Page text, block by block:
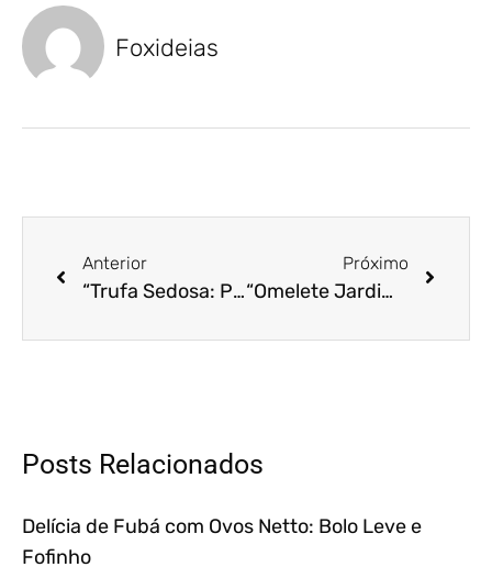
Foxideias
Anterior
“Trufa Sedosa: Pudim de Chocolate com Ovos Pasteurizados Netto”
Próximo
“Omelete Jardim Colorido com Ovos Pasteurizados da Netto”
Posts Relacionados
Delícia de Fubá com Ovos Netto: Bolo Leve e
Fofinho